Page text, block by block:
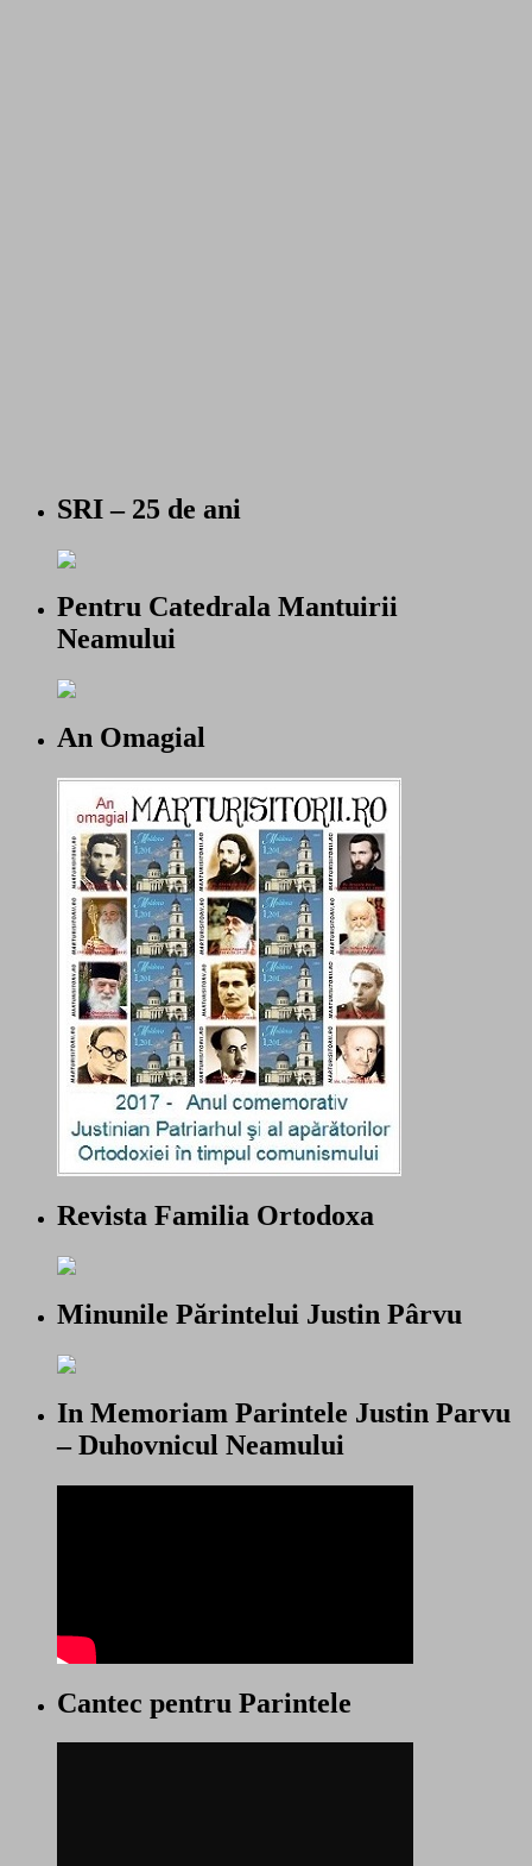
SRI – 25 de ani
Pentru Catedrala Mantuirii
Neamului
An Omagial
Revista Familia Ortodoxa
Minunile Părintelui Justin Pârvu
In Memoriam Parintele Justin Parvu
– Duhovnicul Neamului
Cantec pentru Parintele